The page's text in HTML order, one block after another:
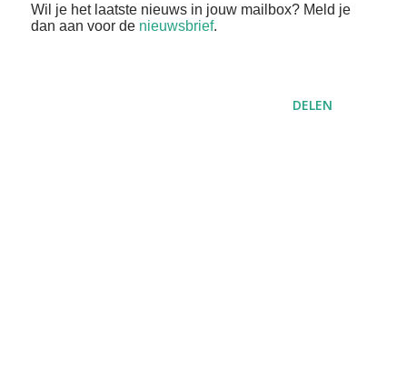
Wil je het laatste nieuws in jouw mailbox? Meld je
dan aan voor de nieuwsbrief.
DELEN